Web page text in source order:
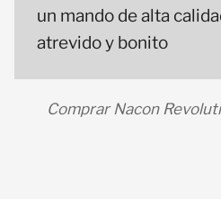
un mando de alta
atrevido y bonito
Comprar Nacon